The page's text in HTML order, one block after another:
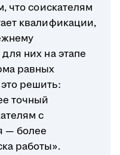
что соискателям
квалификации,
них на этапе
равных
решить:
точный
с
— более
работы».